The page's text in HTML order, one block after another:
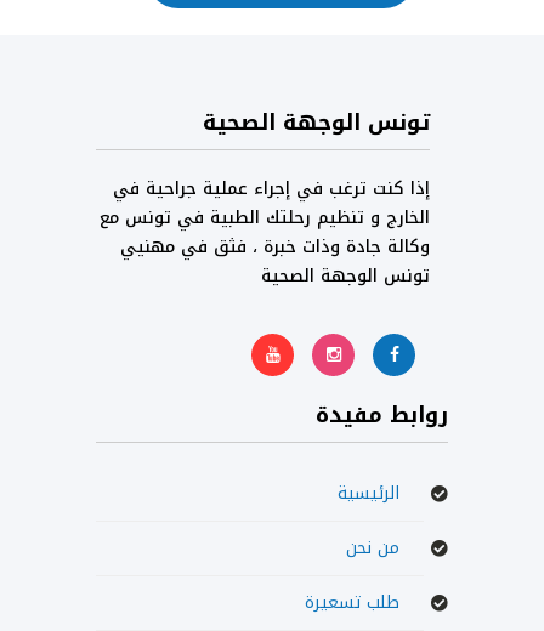
تونس الوجهة الصحية
إذا كنت ترغب في إجراء عملية جراحية في
الخارج و تنظيم رحلتك الطبية في تونس مع
وكالة جادة وذات خبرة ، فثق في مهنيي
تونس الوجهة الصحية
روابط مفيدة
الرئيسية
من نحن
طلب تسعيرة